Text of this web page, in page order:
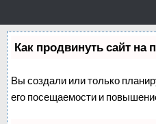
Как продвинуть сайт на
Вы создали или только
его посещаемости и